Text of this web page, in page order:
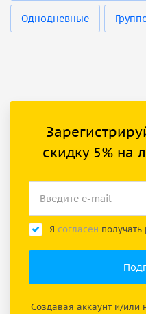
Однодневные
скидку 5% на
Я согласен
Создавая аккаунт и/или